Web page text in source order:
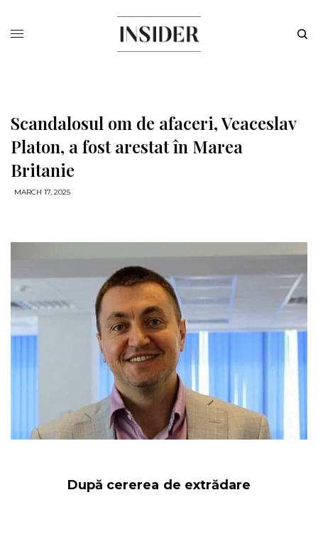
Scandalosul om de afaceri, Veaceslav
Platon, a fost arestat în Marea
Britanie
MARCH 17, 2025
După cererea de extrădare